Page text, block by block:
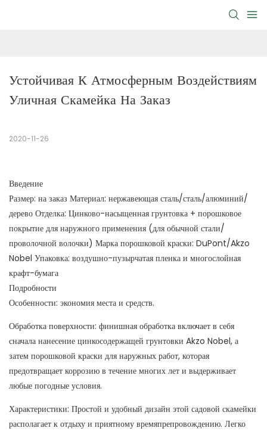
Устойчивая К Атмосферным Воздействиям
Уличная Скамейка На Заказ
2020-11-26
Введение
Размер: на заказ Материал: нержавеющая сталь/сталь/алюминий/
дерево Отделка: Цинково-насыщенная грунтовка + порошковое
покрытие для наружного применения (для обычной стали/
проволочной волочки) Марка порошковой краски: DuPont/Akzo
Nobel Упаковка: воздушно-пузырчатая пленка и многослойная
крафт-бумага
Подробности
Особенности: экономия места и средств.
Обработка поверхности: финишная обработка включает в себя
сначала нанесение цинкосодержащей грунтовки Akzo Nobel, а
затем порошковой краски для наружных работ, которая
предотвращает коррозию в течение многих лет и выдерживает
любые погодные условия.
Характеристики: Простой и удобный дизайн этой садовой скамейки
располагает к отдыху и приятному времяпрепровождению. Легко